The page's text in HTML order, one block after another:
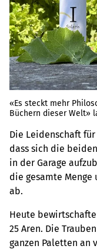
«Es steckt mehr
Büchern dieser Welt»
Die Leidenschaft
dass sich die
in der Garage
die gesamte Menge
ab.
Heute
25 Aren. Die
ganzen Paletten an